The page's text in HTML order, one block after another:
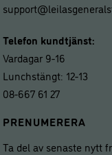
Telefon kundtjänst:
Vardagar 9-16
Lunchstängt: 12-13
08-667 61 27
PRENUMERERA
Ta del av senaste nytt